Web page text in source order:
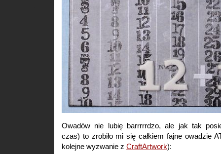
Owadów nie lubię barrrrrdzo, ale jak tak
czas) to zrobiło mi się całkiem fajne owadzie
kolejne wyzwanie z CraftArtwork):